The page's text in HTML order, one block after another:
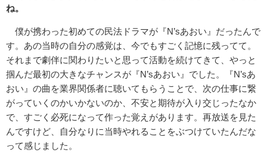
ね。
僕が携わった初めての民法ドラマが『N’sあおい』だったんで
す。あの当時の自分の感覚は、今でもすごく記憶に残ってて。
それまで劇伴に関わりたいと思って活動を続けてきて、やっと
掴んだ最初の大きなチャンスが『N’sあおい』でした。『N’sあ
おい』の曲を業界関係者に聴いてもらうことで、次の仕事に繋
がっていくのかいかないのか、不安と期待が入り交じったなか
で、すごく必死になって作った覚えがあります。再放送を見た
んですけど、自分なりに当時やれることをぶつけていたんだな
って感じました。